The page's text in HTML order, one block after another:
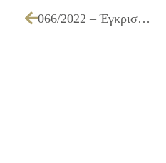
066/2022 – Έγκριση θέσης αναμονής οδηγών και του χώρου υγιεινής της εταιρείας Ο.ΣΥ. Α.Ε., επί των οδών Πριάμου και Καματερού επί του παράδρομου της οδού Θηβών μεταξύ των οδών Πριάμου & Καματερού